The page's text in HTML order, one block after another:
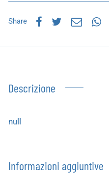
Share
Descrizione
null
Informazioni aggiuntive